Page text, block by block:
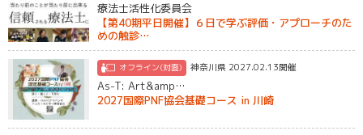
療法士活性化委員会
【第40期平日開催】６日で学ぶ評価・アプローチのた
めの触診…
オフライン(対面) 神奈川県 2027.02.13開催
As-T: Art&amp…
2027国際PNF協会基礎コース in 川崎